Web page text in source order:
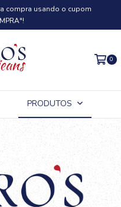
compra usando o cupom
0
PRODUTOS